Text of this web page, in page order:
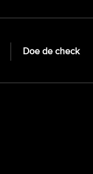
Doe de check